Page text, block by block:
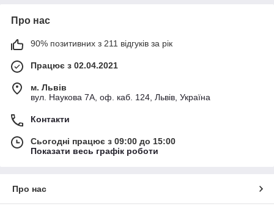
Про нас
90% позитивних з 211 відгуків за рік
Працює з 02.04.2021
м. Львів
вул. Наукова 7А, оф. каб. 124, Львів, Україна
Контакти
Сьогодні працює з 09:00 до 15:00
Показати весь графік роботи
Про нас